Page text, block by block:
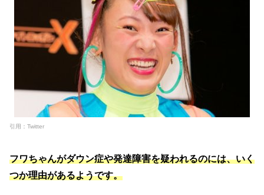
引用：Twitter
フワちゃんがダウン症や発達障害を疑われるのには、いく
つか理由があるようです。